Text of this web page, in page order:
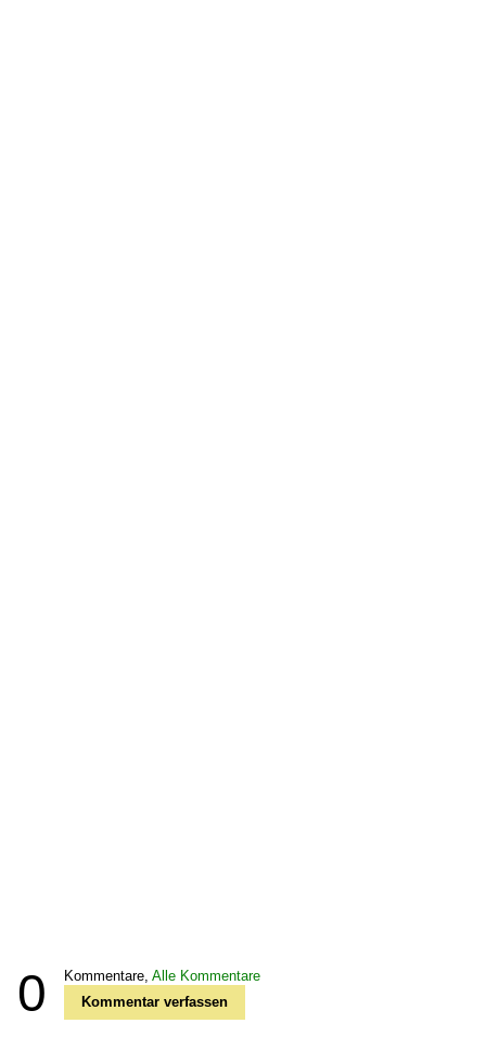
0 Kommentare, Alle Kommentare
Kommentar verfassen